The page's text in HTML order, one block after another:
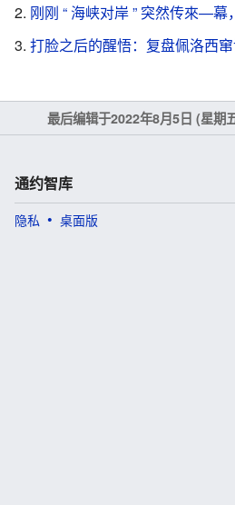
刚刚 “ 海峡对岸 ” 突然传來—幕
打脸之后的醒悟：复盘佩洛西
最后编辑于2022年8月5日 (星期
通约智库
隐私 桌面版